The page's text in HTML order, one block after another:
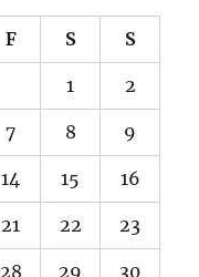
F S S
1 2
7 8 9
14 15 16
21 22 23
28 29 30